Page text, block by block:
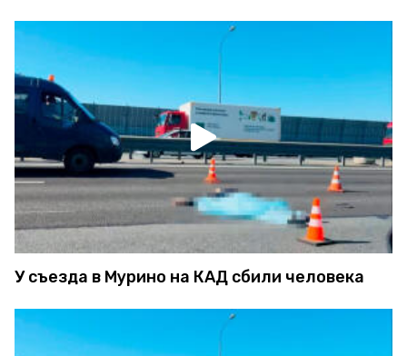
У съезда в Мурино на КАД сбили человека